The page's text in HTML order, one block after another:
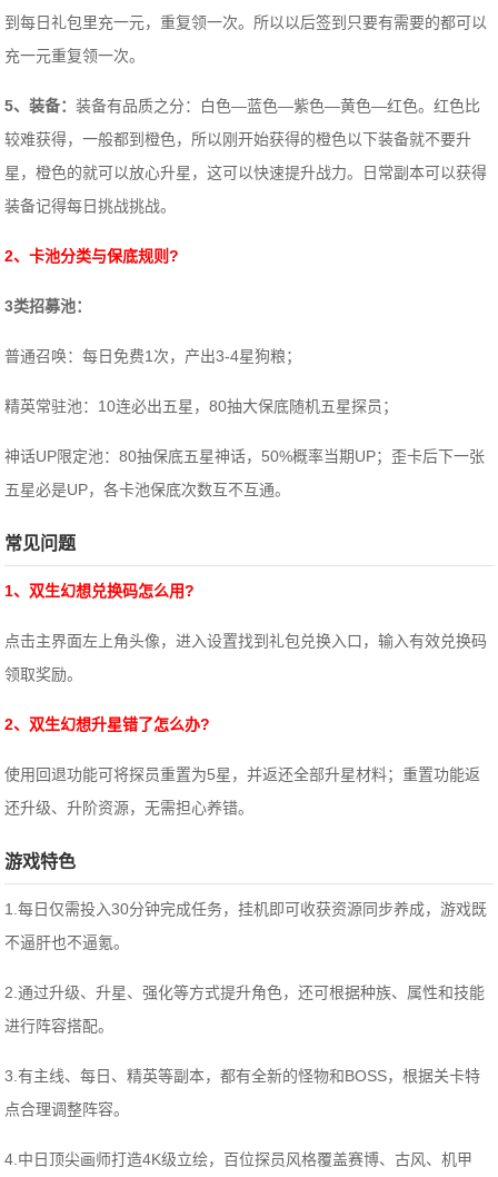
到每日礼包里充一元，重复领一次。所以以后签到只要有需要的都可以
充一元重复领一次。
5、装备：装备有品质之分：白色—蓝色—紫色—黄色—红色。红色比
较难获得，一般都到橙色，所以刚开始获得的橙色以下装备就不要升
星，橙色的就可以放心升星，这可以快速提升战力。日常副本可以获得
装备记得每日挑战挑战。
2、卡池分类与保底规则?
3类招募池：
普通召唤：每日免费1次，产出3-4星狗粮；
精英常驻池：10连必出五星，80抽大保底随机五星探员；
神话UP限定池：80抽保底五星神话，50%概率当期UP；歪卡后下一张
五星必是UP，各卡池保底次数互不互通。
常见问题
1、双生幻想兑换码怎么用?
点击主界面左上角头像，进入设置找到礼包兑换入口，输入有效兑换码
领取奖励。
2、双生幻想升星错了怎么办?
使用回退功能可将探员重置为5星，并返还全部升星材料；重置功能返
还升级、升阶资源，无需担心养错。
游戏特色
1.每日仅需投入30分钟完成任务，挂机即可收获资源同步养成，游戏既
不逼肝也不逼氪。
2.通过升级、升星、强化等方式提升角色，还可根据种族、属性和技能
进行阵容搭配。
3.有主线、每日、精英等副本，都有全新的怪物和BOSS，根据关卡特
点合理调整阵容。
4.中日顶尖画师打造4K级立绘，百位探员风格覆盖赛博、古风、机甲